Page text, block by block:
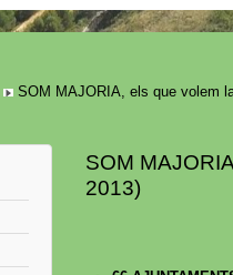
SOM MAJORIA, els que volem
SOM
2013)